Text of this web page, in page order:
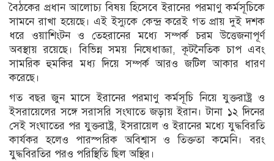
বৈঠকের প্রধান আলোচ্য বিষয় হিসেবে ইরানের পরমাণু কর্মসূচিকে
সামনে রাখা হয়েছে। এই ইস্যুকে কেন্দ্র করেই গত প্রায় দুই দশক
ধরে ওয়াশিংটন ও তেহরানের মধ্যে সম্পর্ক চরম উত্তেজনাপূর্ণ
অবস্থায় রয়েছে। বিভিন্ন সময় নিষেধাজ্ঞা, কূটনৈতিক চাপ এবং
সামরিক হুমকির মধ্য দিয়ে সম্পর্ক আরও জটিল আকার ধারণ
করেছে।
গত বছর জুন মাসে ইরানের পরমাণু কর্মসূচি নিয়ে যুক্তরাষ্ট্র ও
ইসরায়েলের সঙ্গে সরাসরি সংঘাতে জড়ায় ইরান। টানা ১২ দিনের
সেই সংঘাতের পর যুক্তরাষ্ট্র, ইসরায়েল ও ইরানের মধ্যে যুদ্ধবিরতি
কার্যকর হলেও পারস্পরিক অবিশ্বাস ও তিক্ততা কমেনি। বরং
যুদ্ধবিরতির পরও পরিস্থিতি ছিল অস্থির।